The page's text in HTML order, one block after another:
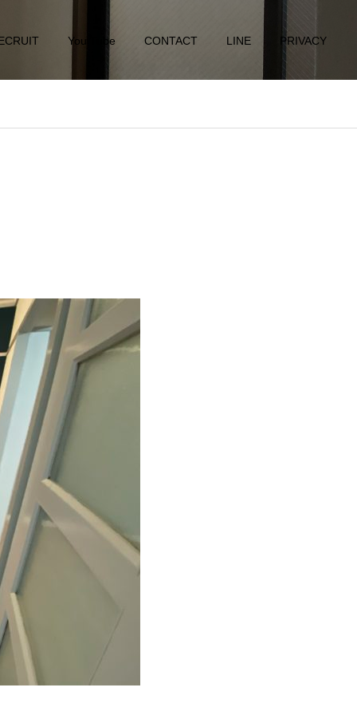
You Tube CONTACT LINE PRIVACY